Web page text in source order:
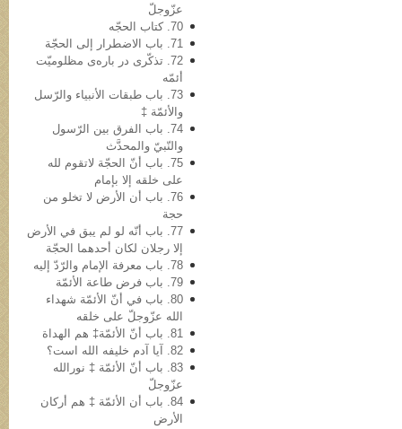
عزّوجلّ
70. کتاب الحجّه
71. باب الاضطرار إلى الحجّة
72. تذکّری در باره‌ی مظلومیّت
أئمّه
73. باب طبقات الأنبیاء والرّسل
والأئمّة ‡
74. باب الفرق بین الرّسول
والنّبيّ والمحدَّث
75. باب أنّ الحجّة لاتقوم لله
علی خلقه إلا بإمام
76. باب أن الأرض لا تخلو من
حجة
77. باب أنّه لو لم یبق في الأرض
إلا رجلان لکان أحدهما الحجّة
78. باب معرفة الإمام والرّدّ إلیه
79. باب فرض طاعة الأئمّة
80. باب في أنّ الأئمّة شهداء
الله عزّوجلّ على خلقه
81. باب أنّ الأئمّة‡ هم الهداة
82. آیا آدم خلیفه‌ الله است؟
83. باب أنّ الأئمّة ‡ نورالله
عزّوجلّ
84. باب أن الأئمّة ‡ هم أرکان
الأرض